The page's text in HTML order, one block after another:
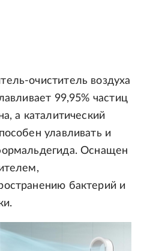
очиститель воздуха
99,95% частиц
а каталитический
улавливать и
Оснащен
бактерий и